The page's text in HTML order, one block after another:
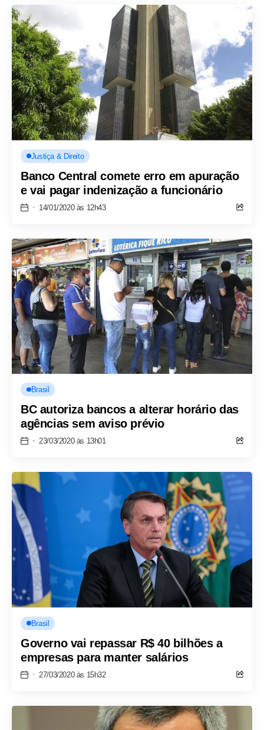
Justiça & Direito
Banco Central comete erro em apuração
e vai pagar indenização a funcionário
14/01/2020 às 12h43
Brasil
BC autoriza bancos a alterar horário das
agências sem aviso prévio
23/03/2020 às 13h01
Brasil
Governo vai repassar R$ 40 bilhões a
empresas para manter salários
27/03/2020 às 15h32